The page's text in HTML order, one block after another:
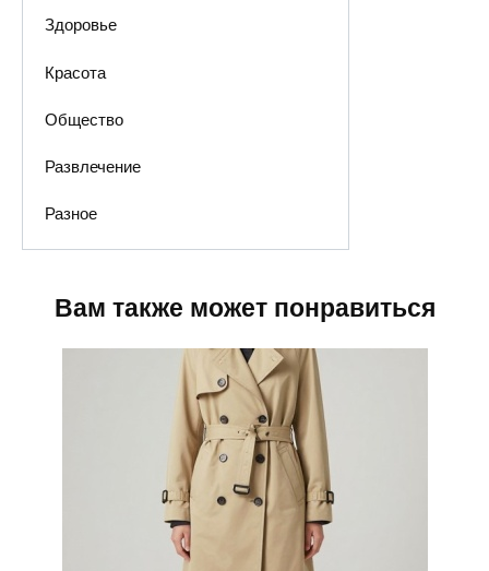
Здоровье
Красота
Общество
Развлечение
Разное
Вам также может понравиться